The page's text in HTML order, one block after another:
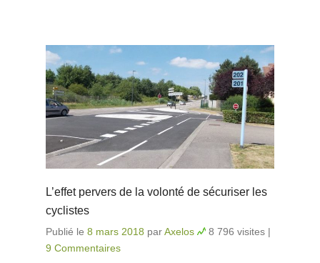
L’effet pervers de la volonté de sécuriser les
cyclistes
Publié le 8 mars 2018 parAxelos 8 796 visites |
9 Commentaires